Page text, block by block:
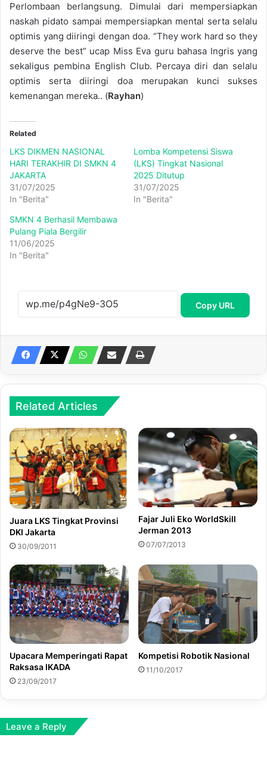
Perlombaan berlangsung. Dimulai dari mempersiapkan
naskah pidato sampai mempersiapkan mental serta selalu
optimis yang diiringi dengan doa. “They work hard so they
deserve the best” ucap Miss Eva guru bahasa Ingris yang
sekaligus pembina English Club. Percaya diri dan selalu
optimis serta diiringi doa merupakan kunci sukses
kemenangan mereka.. (Rayhan)
Related
LKS DIKMEN NASIONAL
HARI TERAKHIR DI SMKN 4
JAKARTA
31/07/2025
In "Berita"
Lomba Kompetensi Siswa
(LKS) Tingkat Nasional
2025 Ditutup
31/07/2025
In "Berita"
SMKN 4 Berhasil Membawa
Pulang Piala Bergilir
11/06/2025
In "Berita"
Copy URL
Related Articles
Juara LKS Tingkat Provinsi
DKI Jakarta
30/09/2011
Fajar Juli Eko WorldSkill
Jerman 2013
07/07/2013
Upacara Memperingati Rapat
Raksasa IKADA
23/09/2017
Kompetisi Robotik Nasional
11/10/2017
Leave a Reply